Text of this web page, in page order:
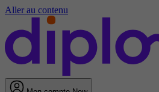
Aller au contenu